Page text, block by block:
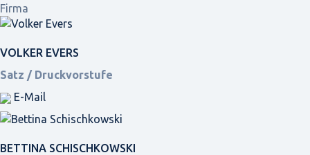
Firma
VOLKER EVERS
Satz / Druckvorstufe
E-Mail
BETTINA SCHISCHKOWSKI